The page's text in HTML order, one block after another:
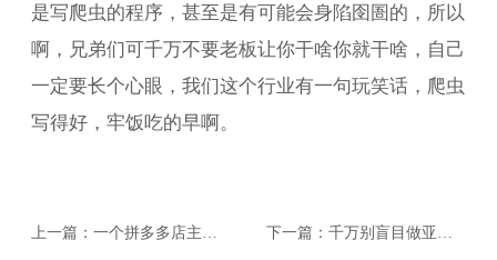
是写爬虫的程序，甚至是有可能会身陷囹圄的，所以
啊，兄弟们可千万不要老板让你干啥你就干啥，自己
一定要长个心眼，我们这个行业有一句玩笑话，爬虫
写得好，牢饭吃的早啊。
上一篇：一个拼多多店主的
下一篇：千万别盲目做亚马